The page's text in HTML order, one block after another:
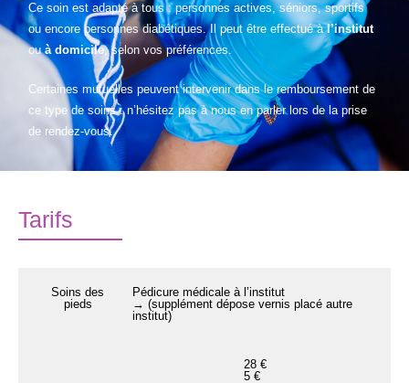
Ce soin est adapté à tous : personnes actives, séniors, sportifs
ou encore personnes diabétiques. Il peut être effectué àl’institut
ouà domicile, selon vos préférences.
Certaines mutuelles peuvent intervenir dans le remboursement de
ce type de soins : n’hésitez pas à nous en parler lors de la prise
de rendez-vous.
Tarifs
Soins des
pieds
Pédicure médicale à l’institut
→ (supplément dépose vernis placé autre
institut)
28 €
5 €